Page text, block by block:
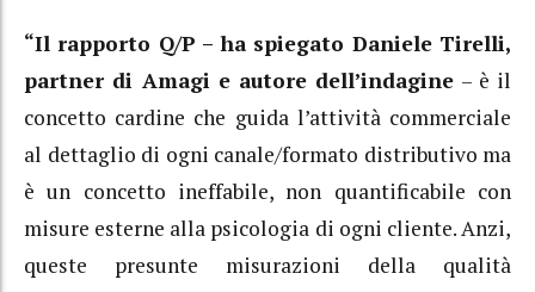
“Il rapporto Q/P – ha spiegato Daniele Tirelli,
partner di Amagi e autore dell’indagine – è il
concetto cardine che guida l’attività commerciale
al dettaglio di ogni canale/formato distributivo ma
è un concetto ineffabile, non quantificabile con
misure esterne alla psicologia di ogni cliente. Anzi,
queste presunte misurazioni della qualità